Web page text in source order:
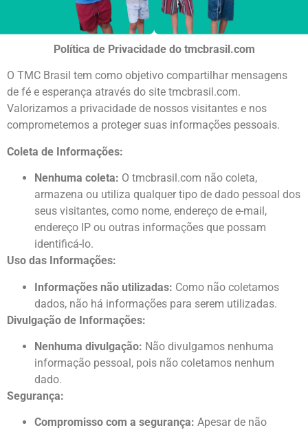
Política de Privacidade do tmcbrasil.com
O TMC Brasil tem como objetivo compartilhar mensagens
de fé e esperança através do site tmcbrasil.com.
Valorizamos a privacidade de nossos visitantes e nos
comprometemos a proteger suas informações pessoais.
Coleta de Informações:
Nenhuma coleta: O tmcbrasil.com não coleta,
armazena ou utiliza qualquer tipo de dado pessoal dos
seus visitantes, como nome, endereço de e-mail,
endereço IP ou outras informações que possam
identificá-lo.
Uso das Informações:
Informações não utilizadas: Como não coletamos
dados, não há informações para serem utilizadas.
Divulgação de Informações:
Nenhuma divulgação: Não divulgamos nenhuma
informação pessoal, pois não coletamos nenhum
dado.
Segurança:
Compromisso com a segurança: Apesar de não